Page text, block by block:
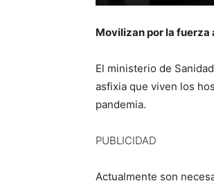
Movilizan por la fuerza
El ministerio de
asfixia que viven los
pandemia.
PUBLICIDAD
Actualmente son